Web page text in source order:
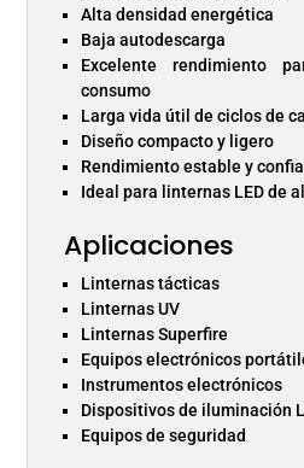
Alta densidad energética
Baja autodescarga
Excelente rendimiento
consumo
Larga vida útil de ciclos de
Diseño compacto y ligero
Rendimiento estable y
Ideal para linternas LED de
Aplicaciones
Linternas tácticas
Linternas UV
Linternas Superfire
Equipos electrónicos
Instrumentos electrónicos
Dispositivos de iluminación
Equipos de seguridad